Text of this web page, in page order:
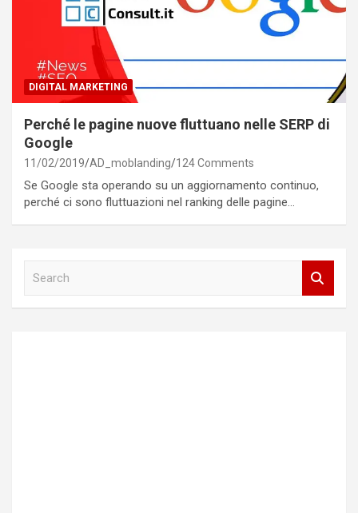
DIGITAL MARKETING
Perché le pagine nuove fluttuano nelle SERP di
Google
11/02/2019 AD_moblanding 124 Comments
Se Google sta operando su un aggiornamento continuo,
perché ci sono fluttuazioni nel ranking delle pagine…